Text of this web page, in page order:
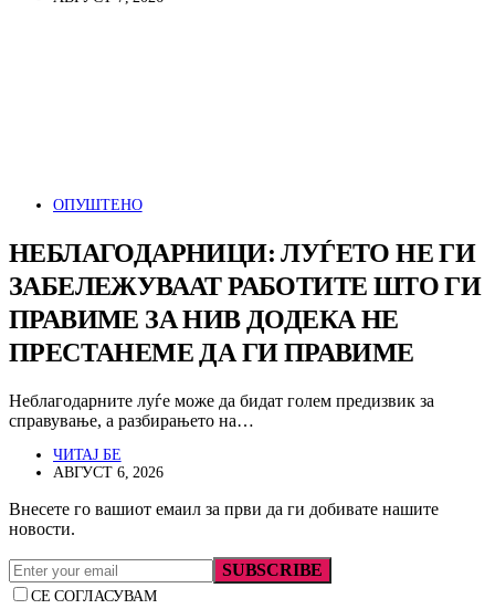
ОПУШТЕНО
НЕБЛАГОДАРНИЦИ: ЛУЃЕТО НЕ ГИ
ЗАБЕЛЕЖУВААТ РАБОТИТЕ ШТО ГИ
ПРАВИМЕ ЗА НИВ ДОДЕКА НЕ
ПРЕСТАНЕМЕ ДА ГИ ПРАВИМЕ
Неблагодарните луѓе може да бидат голем предизвик за
справување, а разбирањето на…
ЧИТАЈ БЕ
АВГУСТ 6, 2026
Внесете го вашиот емаил за први да ги добивате нашите
новости.
SUBSCRIBE
СЕ СОГЛАСУВАМ